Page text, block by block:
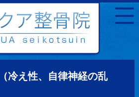
冷え性、自律神経の乱